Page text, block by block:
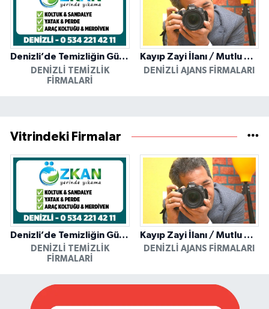
Denizli’de Temizliğin Güvenilir Adresi: Özkan Yerinde Yıkama
DENIZLI TEMIZLIK
FIRMALARI
Kayıp Zayi İlanı / Mutlu Ajans / Denizli
DENIZLI AJANS FIRMALARI
Vitrindeki Firmalar
Denizli’de Temizliğin Güvenilir Adresi: Özkan Yerinde Yıkama
DENIZLI TEMIZLIK
FIRMALARI
Kayıp Zayi İlanı / Mutlu Ajans / Denizli
DENIZLI AJANS FIRMALARI